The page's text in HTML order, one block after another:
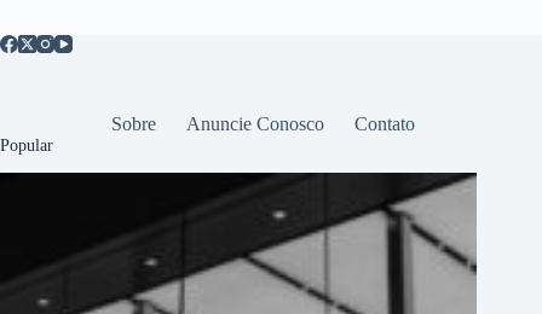
Sobre Anuncie Conosco Contato
Popular